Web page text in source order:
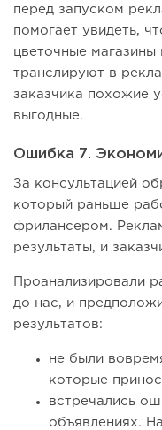
перед запуском
помогает увидеть,
цветочные
транслируют в
заказчика похожие
выгодные.
Ошибка 7.
За консультацией
который раньше
фрилансером.
результаты, и
Проанализировали
до нас, и
результатов:
не были
которые
встречались
объявлениях.